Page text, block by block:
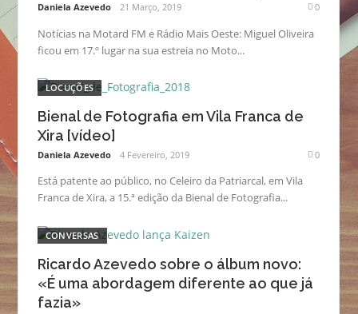
Daniela Azevedo 21 Março, 2019 0
Notícias na Motard FM e Rádio Mais Oeste: Miguel Oliveira
ficou em 17.º lugar na sua estreia no Moto...
LOCUÇÕES
Bienal de Fotografia em Vila Franca de
Xira [vídeo]
Daniela Azevedo 4 Fevereiro, 2019 0
Está patente ao público, no Celeiro da Patriarcal, em Vila
Franca de Xira, a 15.ª edição da Bienal de Fotografia...
CONVERSAS
Ricardo Azevedo sobre o álbum novo:
«É uma abordagem diferente ao que já
fazia»